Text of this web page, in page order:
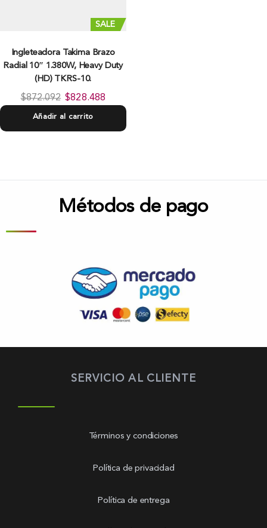
SALE
Ingleteadora Takima Brazo
Radial 10″ 1.380W, Heavy Duty
(HD) TKRS-10.
$872.092 $828.488
Añadir al carrito
Métodos de pago
SERVICIO AL CLIENTE
Términos y condiciones
Política de privacidad
Política de entrega